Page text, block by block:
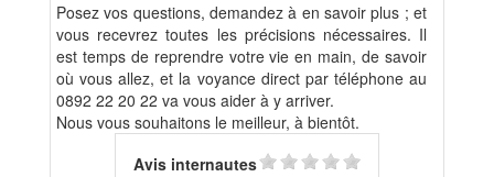
Posez vos questions, demandez à en savoir plus ; et
vous recevrez toutes les précisions nécessaires. Il
est temps de reprendre votre vie en main, de savoir
où vous allez, et la voyance direct par téléphone au
0892 22 20 22 va vous aider à y arriver.
Nous vous souhaitons le meilleur, à bientôt.
Avis internautes